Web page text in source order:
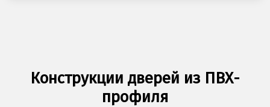
Конструкции дверей из ПВХ-
профиля